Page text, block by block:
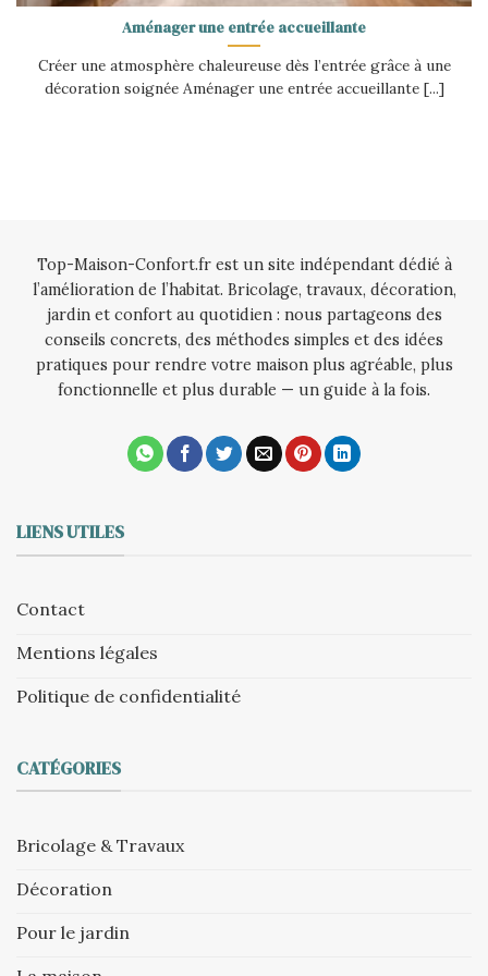
Aménager une entrée accueillante
Créer une atmosphère chaleureuse dès l’entrée grâce à une
décoration soignée Aménager une entrée accueillante [...]
Top-Maison-Confort.fr est un site indépendant dédié à
l’amélioration de l’habitat. Bricolage, travaux, décoration,
jardin et confort au quotidien : nous partageons des
conseils concrets, des méthodes simples et des idées
pratiques pour rendre votre maison plus agréable, plus
fonctionnelle et plus durable — un guide à la fois.
LIENS UTILES
Contact
Mentions légales
Politique de confidentialité
CATÉGORIES
Bricolage & Travaux
Décoration
Pour le jardin